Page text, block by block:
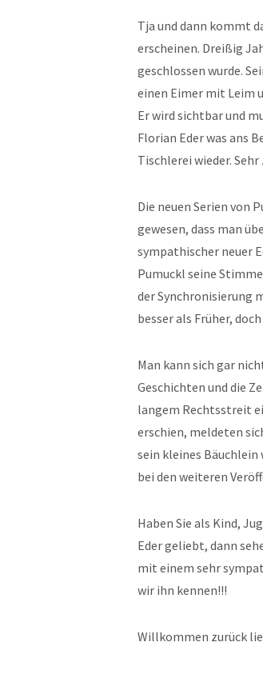
Tja und dann kommt
erscheinen. Dreißig
geschlossen wurde.
einen Eimer mit Leim
Er wird sichtbar und
Florian Eder was ans
Tischlerei wieder.
Die neuen Serien von
gewesen, dass man
sympathischer neuer
Pumuckl seine
der Synchronisierung
besser als Früher,
Man kann sich gar
Geschichten und die
langem Rechtsstreit
erschien, meldeten
sein kleines Bäuchlein
bei den weiteren
Haben Sie als Kind,
Eder geliebt, dann
mit einem sehr
wir ihn kennen!!!
Willkommen zurück